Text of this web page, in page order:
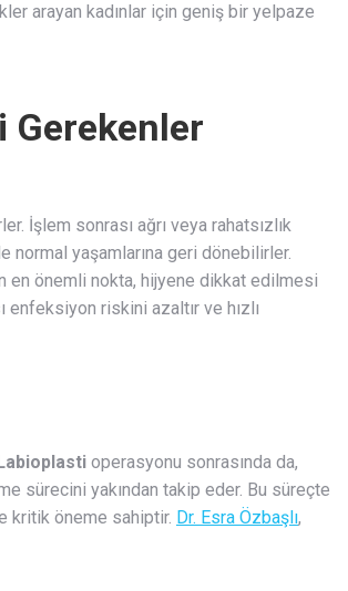
arayan kadınlar için geniş bir yelpaze
Gerekenler
İşlem sonrası ağrı veya rahatsızlık
yaşamlarına geri dönebilirler.
en önemli nokta, hijyene dikkat edilmesi
enfeksiyon riskini azaltır ve hızlı
operasyonu sonrasında da,
sürecini yakından takip eder. Bu süreçte
kritik öneme sahiptir. Dr. Esra Özbaşlı,